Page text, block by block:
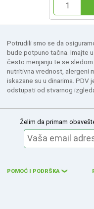
Potrudili smo se da
bude potpuno tačna. Imajte
često menjanju te se
nutritivna vrednost, alergeni
iskazane su u dinarima. PDV
odstupati od stvarnog
Želim da primam
POMOĆ I PODRŠKA ❮